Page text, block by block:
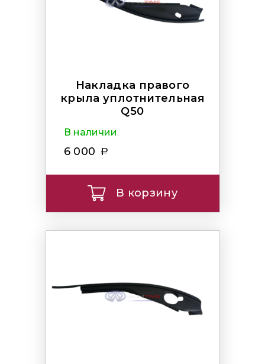
Накладка правого
крыла уплотнительная
Q50
В наличии
6 000
В корзину